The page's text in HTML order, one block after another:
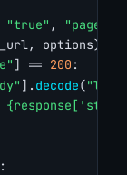
"true" ,
options)
] == 200 :
]. decode(